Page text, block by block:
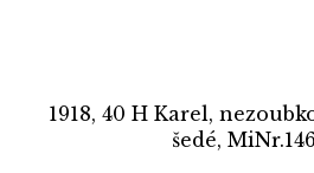
1918, 40 H Karel,
šedé,